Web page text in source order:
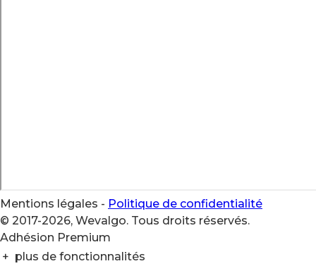
Mentions légales - Politique de confidentialité
© 2017-2026, Wevalgo. Tous droits réservés.
Adhésion Premium
+ plus de fonctionnalités